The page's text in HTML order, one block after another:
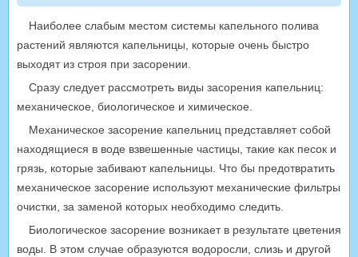
Наиболее слабым местом системы капельного полива
растений являются капельницы, которые очень быстро
выходят из строя при засорении.
Сразу следует рассмотреть виды засорения капельниц:
механическое, биологическое и химическое.
Механическое засорение капельниц представляет собой
находящиеся в воде взвешенные частицы, такие как песок и
грязь, которые забивают капельницы. Что бы предотвратить
механическое засорение используют механические фильтры
очистки, за заменой которых необходимо следить.
Биологическое засорение возникает в результате цветения
воды. В этом случае образуются водоросли, слизь и другой